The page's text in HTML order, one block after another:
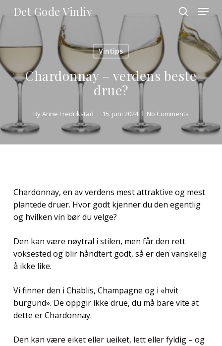
Skip
to
main
Det Gode Vinliv Menu
Vintips
Chardonnay – verdens beste
drue?
ByAnne Fredrikstad 15. juni 2024 No Comments
Chardonnay, en av verdens mest attraktive og mest
plantede druer. Hvor godt kjenner du den egentlig
og hvilken vin bør du velge?
Den kan være nøytral i stilen, men får den rett
voksested og blir håndtert godt, så er den vanskelig
å ikke like.
Vi finner den i Chablis, Champagne og i «hvit
burgund». De oppgir ikke drue, du må bare vite at
dette er Chardonnay.
Den kan være eiket eller ueiket, lett eller fyldig – og
Close
Menu